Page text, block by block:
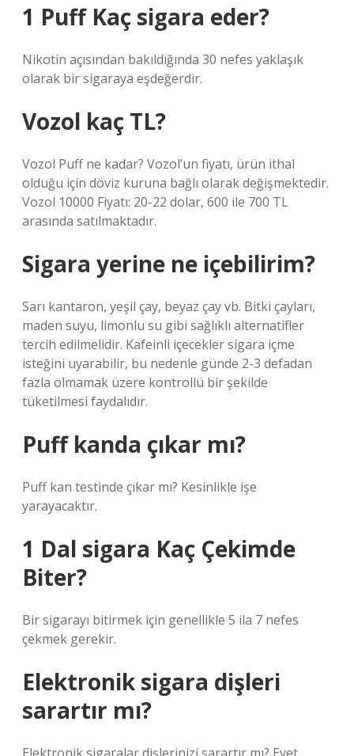
1 Puff Kaç sigara eder?
Nikotin açısından bakıldığında 30 nefes yaklaşık
olarak bir sigaraya eşdeğerdir.
Vozol kaç TL?
Vozol Puff ne kadar? Vozol’un fiyatı, ürün ithal
olduğu için döviz kuruna bağlı olarak değişmektedir.
Vozol 10000 Fiyatı: 20-22 dolar, 600 ile 700 TL
arasında satılmaktadır.
Sigara yerine ne içebilirim?
Sarı kantaron, yeşil çay, beyaz çay vb. Bitki çayları,
maden suyu, limonlu su gibi sağlıklı alternatifler
tercih edilmelidir. Kafeinli içecekler sigara içme
isteğini uyarabilir, bu nedenle günde 2-3 defadan
fazla olmamak üzere kontrollü bir şekilde
tüketilmesi faydalıdır.
Puff kanda çıkar mı?
Puff kan testinde çıkar mı? Kesinlikle işe
yarayacaktır.
1 Dal sigara Kaç Çekimde
Biter?
Bir sigarayı bitirmek için genellikle 5 ila 7 nefes
çekmek gerekir.
Elektronik sigara dişleri
sarartır mı?